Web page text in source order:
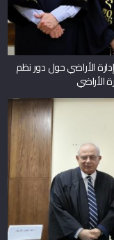
الأراضي حول دور نظم
الأراضي